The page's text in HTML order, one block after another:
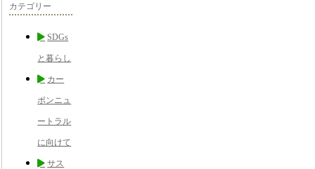
カテゴリー
SDGs
と暮らし
カー
ボンニュ
ートラル
に向けて
サス